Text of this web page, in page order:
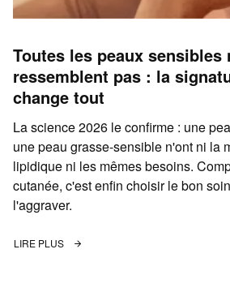
Toutes les peaux sensibles
ressemblent pas : la
change tout
La science 2026 le confirme : une
une peau grasse-sensible n'ont ni la
lipidique ni les mêmes besoins.
cutanée, c'est enfin choisir le bon
l'aggraver.
LIRE PLUS